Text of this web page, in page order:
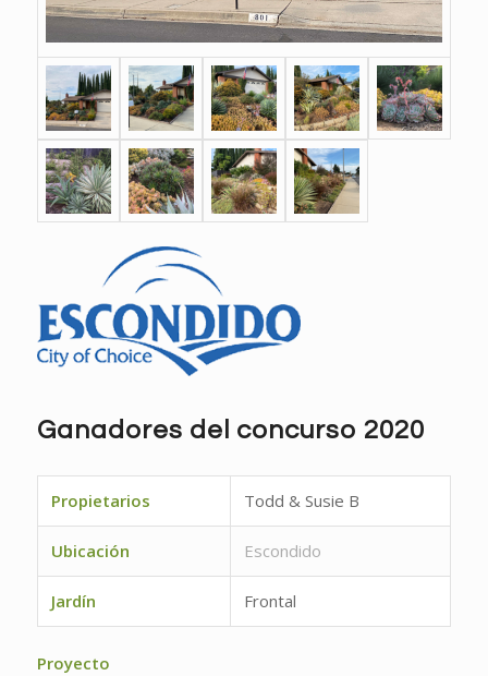
Ganadores del concurso 2020
Propietarios Todd & Susie B
Ubicación Escondido
Jardín Frontal
Proyecto